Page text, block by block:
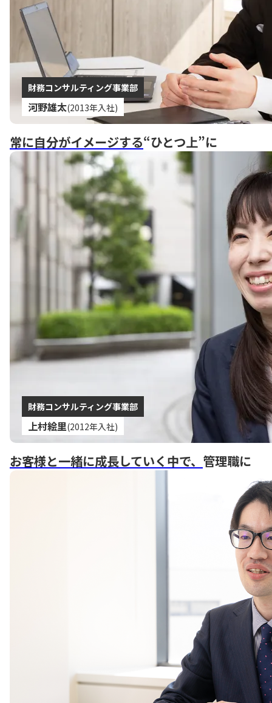
財務コンサルティング事業部
河野雄太(2013年入社)
常に自分がイメージする“ひとつ上”に
財務コンサルティング事業部
上村絵里(2012年入社)
お客様と一緒に成長していく中で、 管理職に